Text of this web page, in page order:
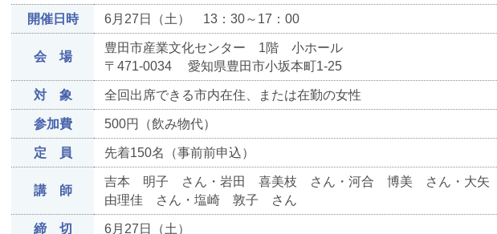
開催日時 6月27日（土） 13：30～17：00
会 場
豊田市産業文化センター 1階 小ホール
〒471-0034 愛知県豊田市小坂本町1-25
対 象 全回出席できる市内在住、または在勤の女性
参加費 500円（飲み物代）
定 員 先着150名（事前前申込）
講 師
吉本 明子 さん・岩田 喜美枝 さん・河合 博美 さん・大矢
由理佳 さん・塩崎 敦子 さん
締 切 6月27日（土）